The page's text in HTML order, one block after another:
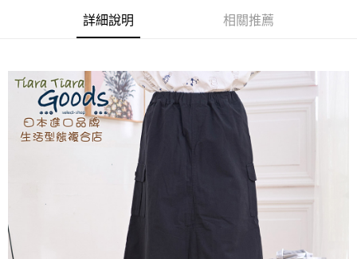
【關於「AFTEE先享後付」】
AFTEE先享後付是「在收到商品之後才付款」的支付方式。 讓您購物簡單
２．便利：只要手機號碼，簡訊認證，即可結帳。
３．安心：先確認商品／服務後，再付款。
【「AFTEE先享後付」結帳流程】
１．於結帳方式選擇「AFTEE先享後付」後，將跳轉至「AFTEE先享後付」
結帳頁面，進行簡訊認證並確認金額後，即可完成結帳。
２．訂單成立數日內，您將收到繳費通知簡訊。
３．收到繳費通知簡訊後14天內，點擊此簡訊中的連結，可透過四大超商／
ATM／網路銀行／等多元方式進行付款，方視為交易完成。
※ 請注意：結帳手續完成當下不需立刻繳費，但若您需要取消訂單，請聯絡
購買商品的店家。未經商家同意取消之訂單仍視為有效，需透過AFTEE先享
※ 交易是否成功請以「AFTEE先享後付 」之結帳頁面顯示為準，若有關於
運送方式
全家取貨付款
每筆NT$60，滿NT$1,800(含以上)免運費
每筆NT$60，滿NT$1,800(含以上)免運費
每筆NT$60，滿NT$2,000(含以上)免運費
付款後7-11取貨
詳細說明 相關推薦